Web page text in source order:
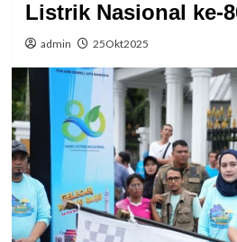
Listrik Nasional ke-
admin 25Okt2025